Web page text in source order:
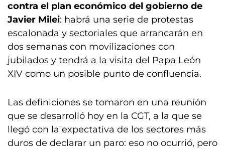
contra el plan económico del gobierno de
Javier Milei: habrá una serie de protestas
escalonada y sectoriales que arrancarán en
dos semanas con movilizaciones con
jubilados y tendrá a la visita del Papa León
XIV como un posible punto de confluencia.
Las definiciones se tomaron en una reunión
que se desarrolló hoy en la CGT, a la que se
llegó con la expectativa de los sectores más
duros de declarar un paro: eso no ocurrió, pero